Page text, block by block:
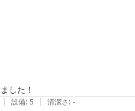
| 設備: 5 | 清潔さ: -